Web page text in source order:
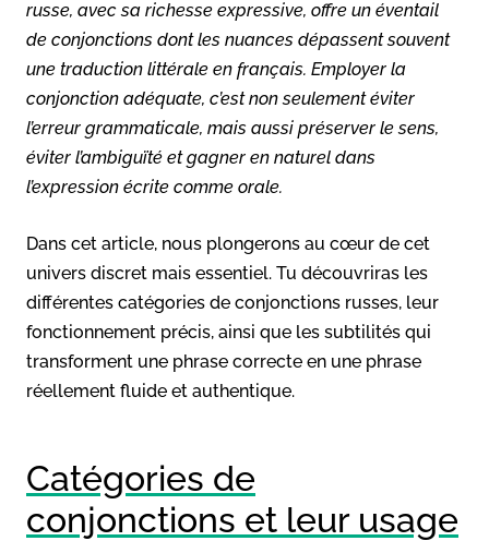
russe, avec sa richesse expressive, offre un éventail
de conjonctions dont les nuances dépassent souvent
une traduction littérale en français. Employer la
conjonction adéquate, c’est non seulement éviter
l’erreur grammaticale, mais aussi préserver le sens,
éviter l’ambiguïté et gagner en naturel dans
l’expression écrite comme orale.
Dans cet article, nous plongerons au cœur de cet
univers discret mais essentiel. Tu découvriras les
différentes catégories de conjonctions russes, leur
fonctionnement précis, ainsi que les subtilités qui
transforment une phrase correcte en une phrase
réellement fluide et authentique.
Catégories de
conjonctions et leur usage